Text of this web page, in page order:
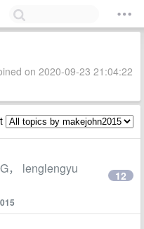
on 2020-09-23 21:04:22
， lenglengyu
12